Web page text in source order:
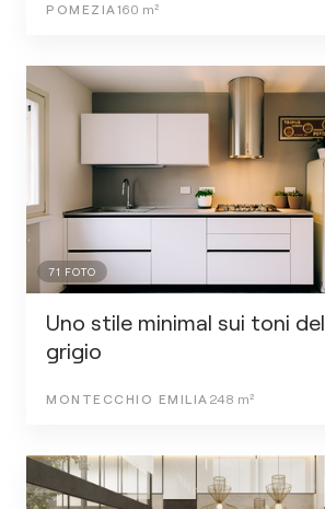
POMEZIA 160 m²
71 FOTO
Uno stile minimal sui toni del
grigio
MONTECCHIO EMILIA 248 m²